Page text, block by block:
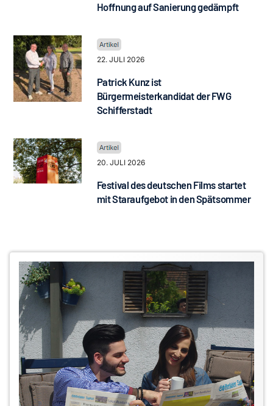
Hoffnung auf Sanierung gedämpft
22. JULI 2026
Patrick Kunz ist
Bürgermeisterkandidat der FWG
Schifferstadt
20. JULI 2026
Festival des deutschen Films startet
mit Staraufgebot in den Spätsommer